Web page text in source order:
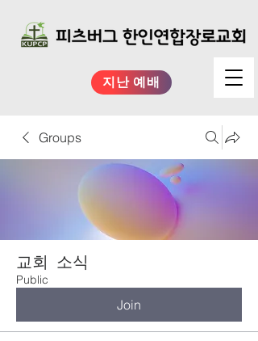
지난 예배
Groups
교회 소식
Public
Join